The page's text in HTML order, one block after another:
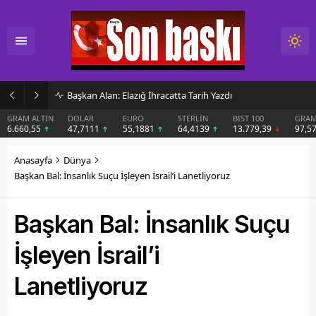
İmar Kararı Mahkemeye Taşındı
DOLAR
47,7111
EURO
55,1881
STERLİN
64,4139
BIST 100
13.779,39
GRAM GÜMÜŞ
97,57
Anasayfa
Dünya
Başkan Bal: İnsanlık Suçu İşleyen İsrail’i Lanetliyoruz
Başkan Bal: İnsanlık Suçu
İşleyen İsrail’i
Lanetliyoruz